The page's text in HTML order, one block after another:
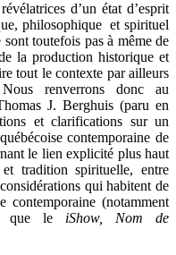
d’un état d’esprit
philosophique et spirituel
toutefois pas à même de
la production historique et
tout le contexte par ailleurs
renverrons donc au
J. Berghuis (paru en
et clarifications sur un
contemporaine de
le lien explicité plus haut
tradition spirituelle, entre
qui habitent de
contemporaine (notamment
que le iShow, Nom de